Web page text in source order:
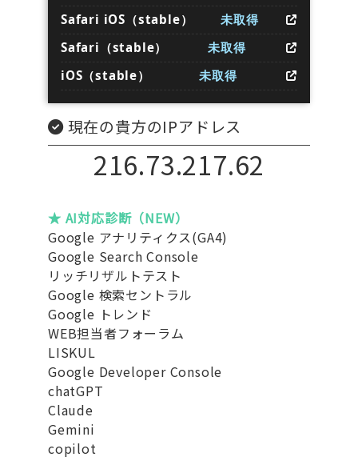
Safari iOS（stable）
未取得
Safari（stable）
未取得
iOS（stable）
未取得
現在の貴方のIPアドレス
216.73.217.62
★ AI対応診断（NEW）
Google アナリティクス(GA4)
Google Search Console
リッチリザルトテスト
Google 検索セントラル
Google トレンド
WEB担当者フォーラム
LISKUL
Google Developer Console
chatGPT
Claude
Gemini
copilot